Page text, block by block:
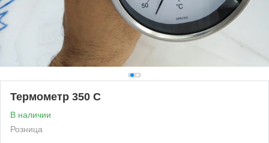
Термометр 350 С
В наличии
Розница